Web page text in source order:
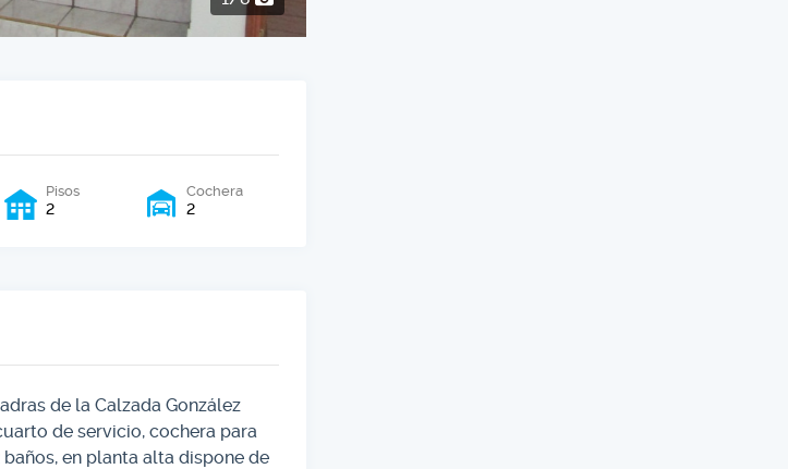
Pisos
2
Cochera
2
de la Calzada González
de servicio, cochera para
en planta alta dispone de